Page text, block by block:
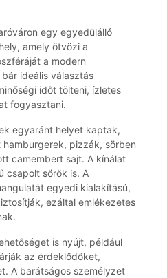
egy egyedülálló
amely ötvözi a
a modern
ideális választás
időt tölteni, ízletes
fogyasztani.
egyaránt helyet kaptak,
pizzák, sörben
camembert sajt. A kínálat
csapolt sörök is. A
egyedi kialakítású,
ezáltal emlékezetes
is nyújt, például
az érdeklődőket,
A barátságos személyzet